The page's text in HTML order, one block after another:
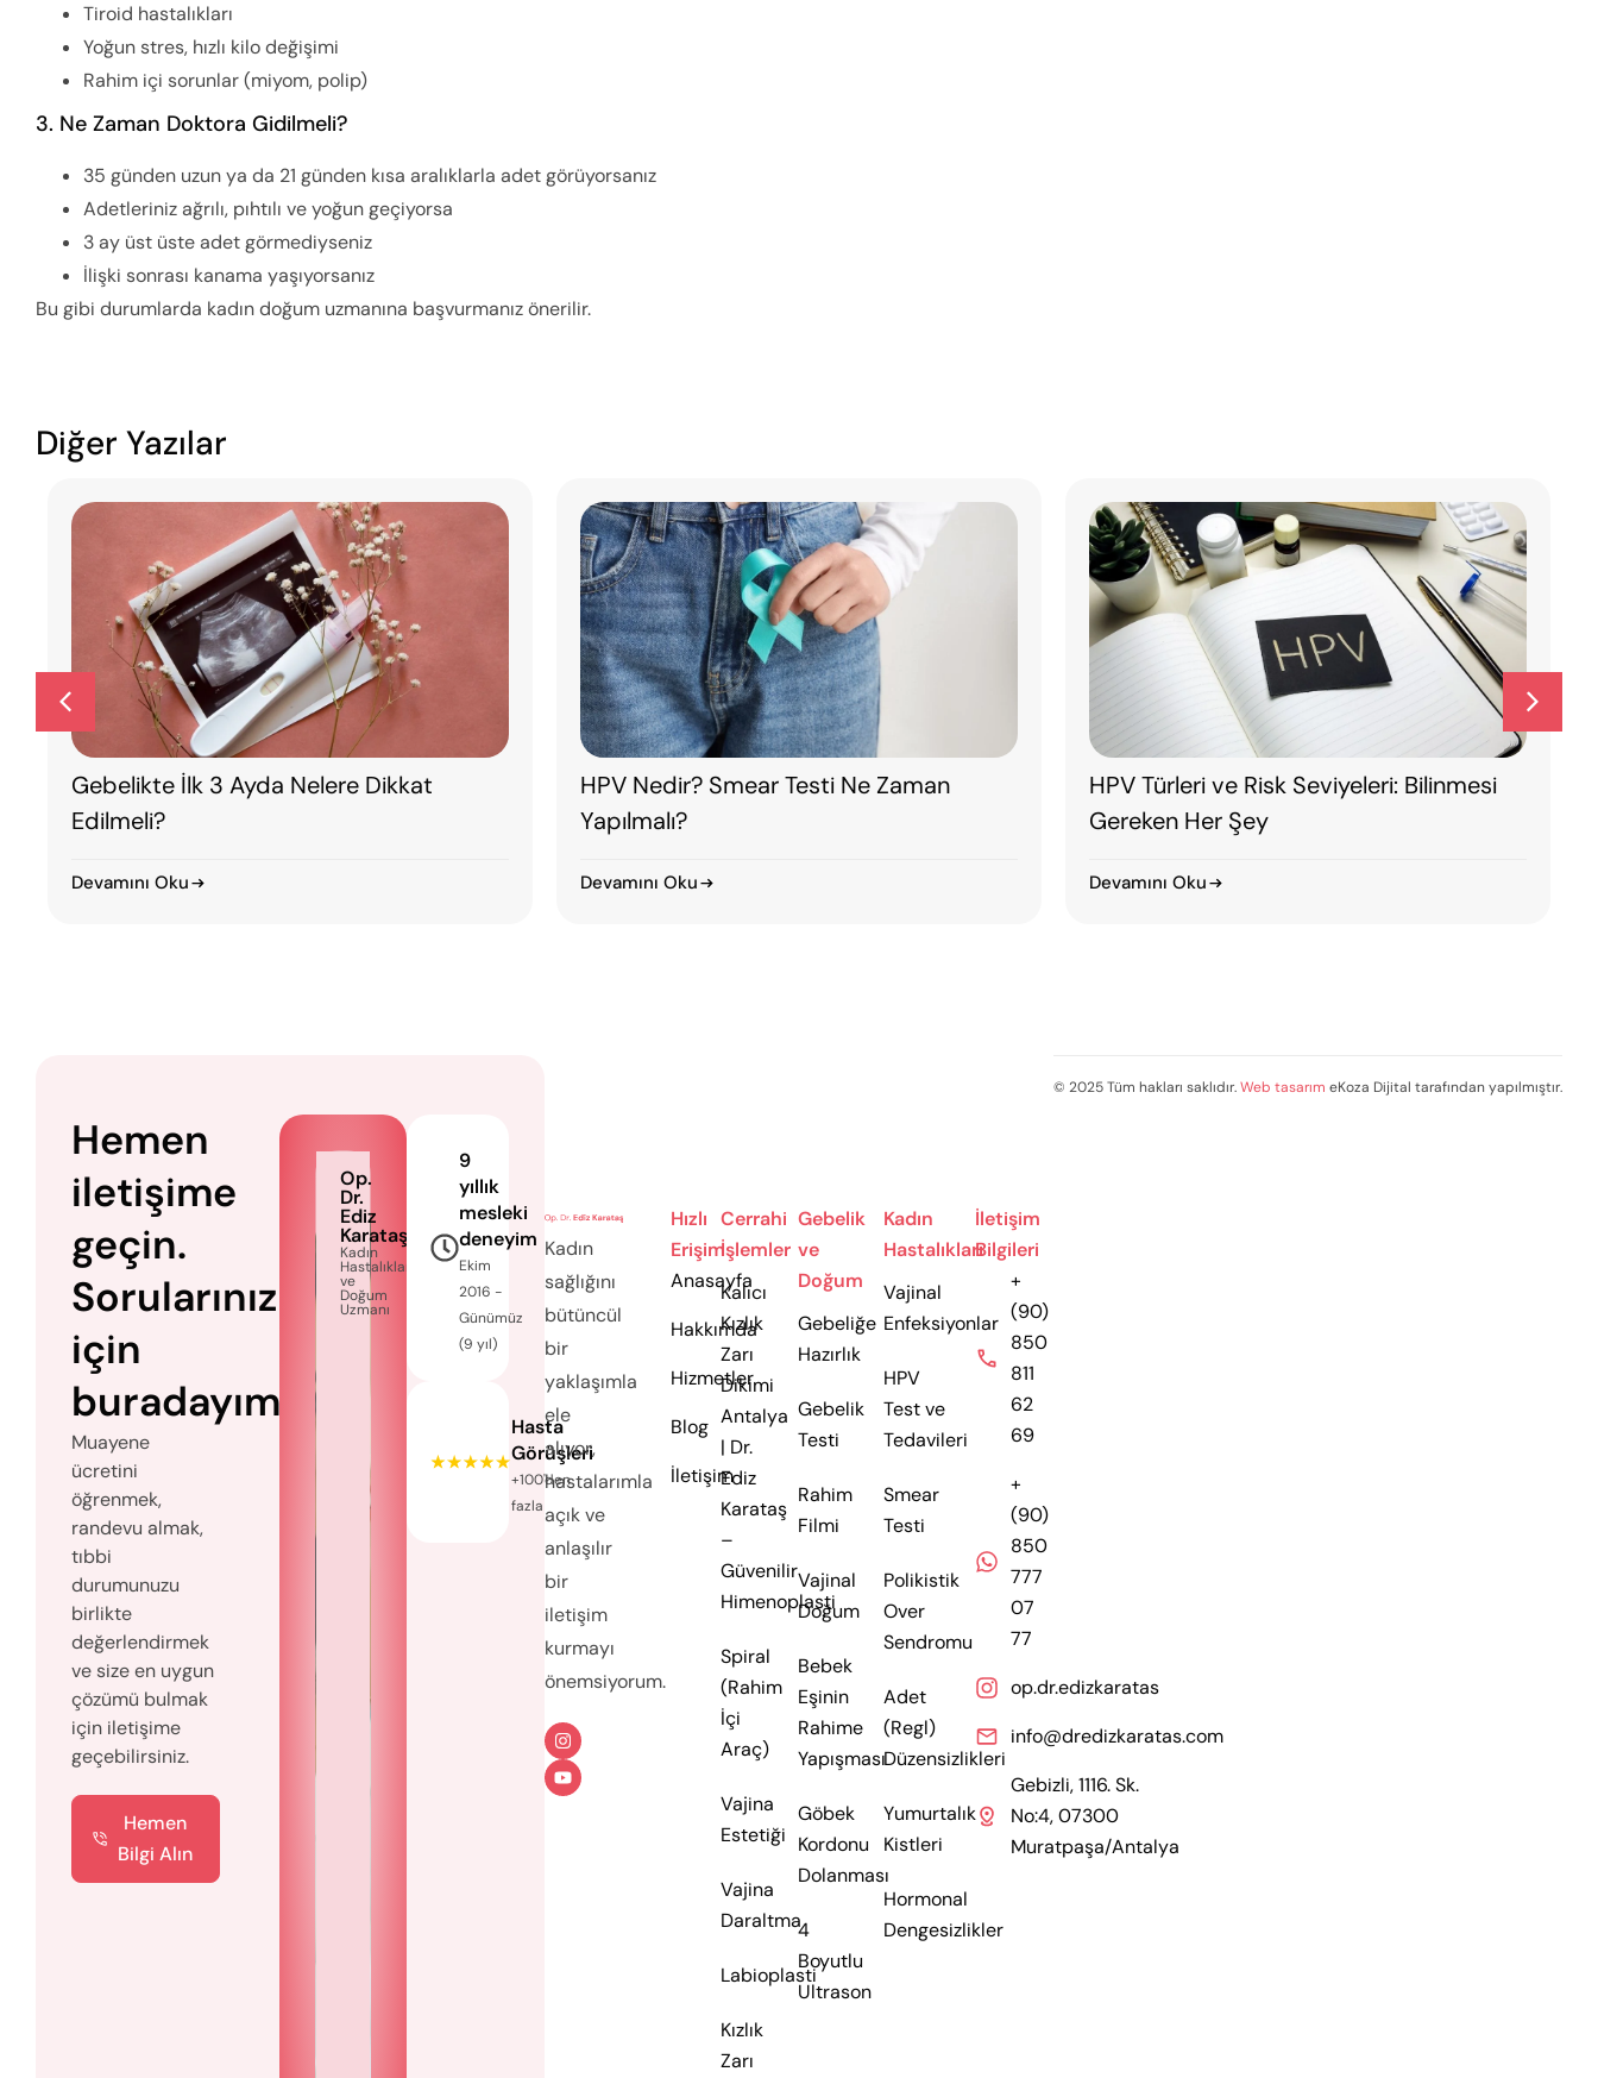
Tiroid hastalıkları
Yoğun stres, hızlı kilo değişimi
Rahim içi sorunlar (miyom, polip)
3. Ne Zaman Doktora Gidilmeli?
35 günden uzun ya da 21 günden kısa aralıklarla adet görüyorsanız
Adetleriniz ağrılı, pıhtılı ve yoğun geçiyorsa
3 ay üst üste adet görmediyseniz
İlişki sonrası kanama yaşıyorsanız
Bu gibi durumlarda kadın doğum uzmanına başvurmanız önerilir.
Diğer Yazılar
HPV Nedir? Smear Testi Ne Zaman
Yapılmalı?
Devamını Oku
HPV Türleri ve Risk Seviyeleri: Bilinmesi
Gereken Her Şey
Devamını Oku
Menopoz Bir “Son” Değil, Yeni Bir
Başlangıçtır: Hormon Tedavileri Hakkında
Devamını Oku
Hemen
iletişime
geçin.
Sorularınız
için
buradayım.
Muayene
ücretini
öğrenmek,
randevu almak,
tıbbi
durumunuzu
birlikte
değerlendirmek
ve size en uygun
çözümü bulmak
için iletişime
geçebilirsiniz.
Hemen
Bilgi Alın
Op.
Dr.
Ediz
Karataş
Kadın
Hastalıkları
ve
Doğum
Uzmanı
9
yıllık
mesleki
deneyim
Ekim
2016 -
Günümüz
(9 yıl)
Hasta
Görüşleri
+100'den
fazla
Kadın
sağlığını
bütüncül
bir
yaklaşımla
ele
alıyor,
hastalarımla
açık ve
anlaşılır
bir
iletişim
kurmayı
önemsiyorum.
Hızlı
Erişim
Anasayfa
Hakkımda
Hizmetler
Blog
İletişim
Cerrahi
İşlemler
Kalıcı
Kızlık
Zarı
Dikimi
Antalya
| Dr.
Ediz
Karataş
–
Güvenilir
Himenoplasti
Spiral
(Rahim
İçi
Araç)
Vajina
Estetiği
Vajina
Daraltma
Labioplasti
Kızlık
Zarı
Gebelik
ve
Doğum
Gebeliğe
Hazırlık
Gebelik
Testi
Rahim
Filmi
Vajinal
Doğum
Bebek
Eşinin
Rahime
Yapışması
Göbek
Kordonu
Dolanması
4
Boyutlu
Ultrason
Kadın
Hastalıkları
Vajinal
Enfeksiyonlar
HPV
Test ve
Tedavileri
Smear
Testi
Polikistik
Over
Sendromu
Adet
(Regl)
Düzensizlikleri
Yumurtalık
Kistleri
Hormonal
Dengesizlikler
İletişim
Bilgileri
+
(90)
850
811
62
69
+
(90)
850
777
07
77
op.dr.edizkaratas
info@dredizkaratas.com
Gebizli, 1116. Sk.
No:4, 07300
Muratpaşa/Antalya
© 2025 Tüm hakları saklıdır.Web tasarım eKoza Dijital tarafından yapılmıştır.